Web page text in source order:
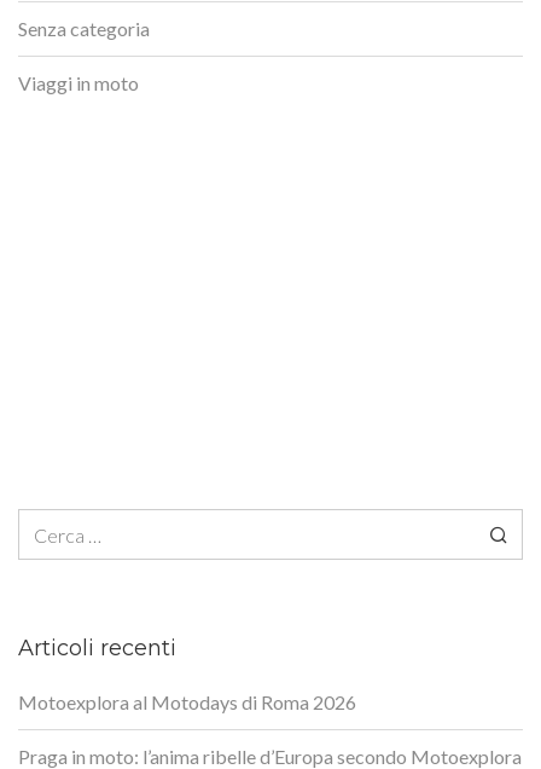
Senza categoria
Viaggi in moto
Articoli recenti
Motoexplora al Motodays di Roma 2026
Praga in moto: l’anima ribelle d’Europa secondo Motoexplora